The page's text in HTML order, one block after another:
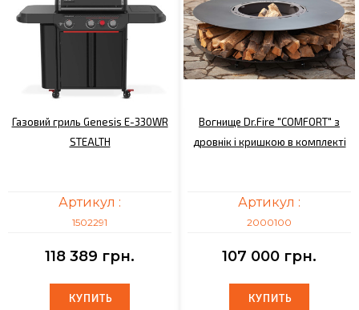
Газовий гриль Genesis E-330WR
STEALTH
Артикул :
1502291
118 389 грн.
КУПИТЬ
КУПИТЬ
Вогнище Dr.Fire "COMFORT" з
дровнік і кришкою в комплекті
Артикул :
2000100
107 000 грн.
КУПИТЬ
КУПИТЬ